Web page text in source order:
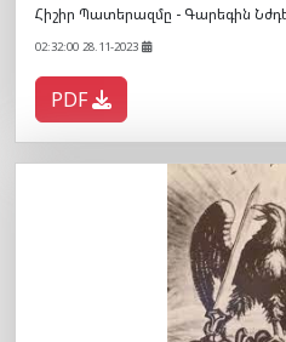
Հիշիր Պատերազմը - Գարեգին
02:32:00 28.11-2023
PDF